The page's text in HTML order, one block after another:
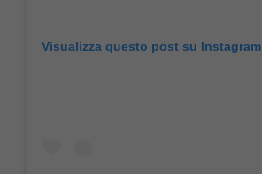
Visualizza questo post su Instagram